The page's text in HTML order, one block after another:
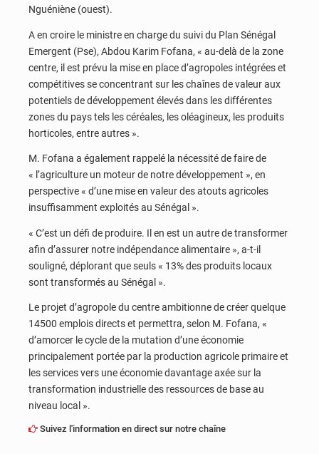
Nguéniène (ouest).
A en croire le ministre en charge du suivi du Plan Sénégal
Emergent (Pse), Abdou Karim Fofana, « au-delà de la zone
centre, il est prévu la mise en place d’agropoles intégrées et
compétitives se concentrant sur les chaînes de valeur aux
potentiels de développement élevés dans les différentes
zones du pays tels les céréales, les oléagineux, les produits
horticoles, entre autres ».
M. Fofana a également rappelé la nécessité de faire de
« l’agriculture un moteur de notre développement », en
perspective « d’une mise en valeur des atouts agricoles
insuffisamment exploités au Sénégal ».
« C’est un défi de produire. Il en est un autre de transformer
afin d’assurer notre indépendance alimentaire », a-t-il
souligné, déplorant que seuls « 13% des produits locaux
sont transformés au Sénégal ».
Le projet d’agropole du centre ambitionne de créer quelque
14500 emplois directs et permettra, selon M. Fofana, «
d’amorcer le cycle de la mutation d’une économie
principalement portée par la production agricole primaire et
les services vers une économie davantage axée sur la
transformation industrielle des ressources de base au
niveau local ».
Suivez l'information en direct sur notre chaîne